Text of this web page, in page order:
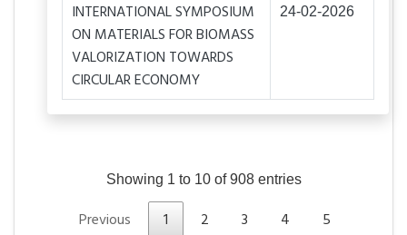
INTERNATIONAL SYMPOSIUM
ON MATERIALS FOR BIOMASS
VALORIZATION TOWARDS
CIRCULAR ECONOMY
24-02-2026
Showing 1 to 10 of 908 entries
Previous 1 2 3 4 5